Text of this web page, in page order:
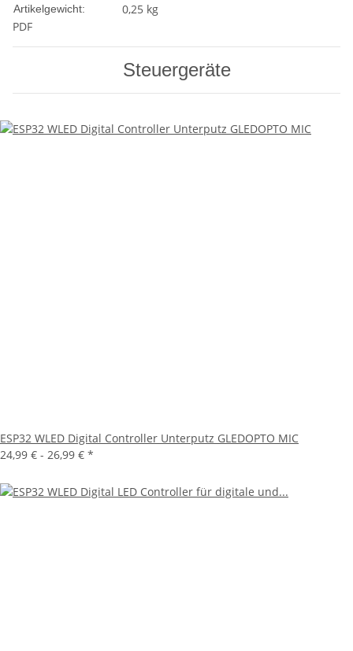
Artikelgewicht: 0,25 kg
PDF
Steuergeräte
ESP32 WLED Digital Controller Unterputz GLEDOPTO MIC
24,99 € - 26,99 € *